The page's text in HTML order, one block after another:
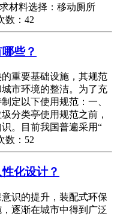
材料选择：移动厕所
数：42
些？
重要基础设施，其规范
市环境的整洁。为了充
定以下使用规范：一、
分类亭使用规范之前，
。目前我国普遍采用“
数：52
化设计？
识的提升，装配式环保
逐渐在城市中得到广泛